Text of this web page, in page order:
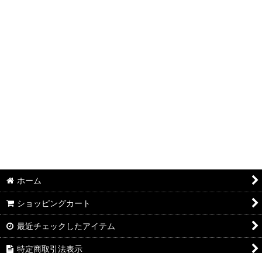
ホーム
ショッピングカート
最近チェックしたアイテム
特定商取引法表示